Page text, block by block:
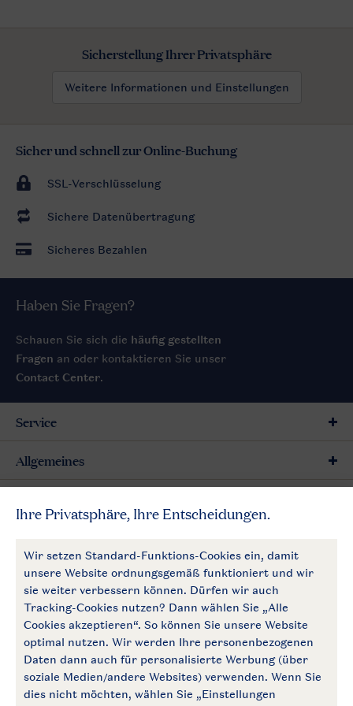
Sicherstellung Ihrer Privatsphäre
Weitere Informationen und Einstellungen
Sicher und schnell zur Online-Buchung
SSL-Verschlüsselung
Sichere Datenübertragung
Sicheres Bezahlen
Haben Sie Fragen?
Schauen Sie sich die häufig gestellten
Fragen an oder kontaktieren Sie unser
Contact Center.
Follow Us
facebookinstagram
Zum Newsletter anmelden
Service
Allgemeines